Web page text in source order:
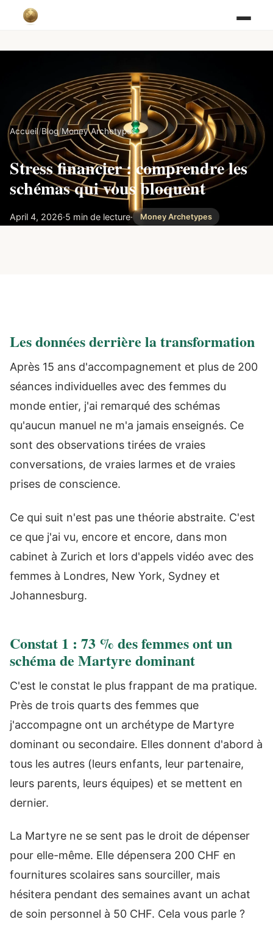
Accueil/Blog/Money Archetypes
Stress financier : comprendre les
schémas qui vous bloquent
April 4, 2026·5 min de lecture· Money Archetypes
Les données derrière la transformation
Après 15 ans d'accompagnement et plus de 200
séances individuelles avec des femmes du
monde entier, j'ai remarqué des schémas
qu'aucun manuel ne m'a jamais enseignés. Ce
sont des observations tirées de vraies
conversations, de vraies larmes et de vraies
prises de conscience.
Ce qui suit n'est pas une théorie abstraite. C'est
ce que j'ai vu, encore et encore, dans mon
cabinet à Zurich et lors d'appels vidéo avec des
femmes à Londres, New York, Sydney et
Johannesburg.
Constat 1 : 73 % des femmes ont un
schéma de Martyre dominant
C'est le constat le plus frappant de ma pratique.
Près de trois quarts des femmes que
j'accompagne ont un archétype de Martyre
dominant ou secondaire. Elles donnent d'abord à
tous les autres (leurs enfants, leur partenaire,
leurs parents, leurs équipes) et se mettent en
dernier.
La Martyre ne se sent pas le droit de dépenser
pour elle-même. Elle dépensera 200 CHF en
fournitures scolaires sans sourciller, mais
hésitera pendant des semaines avant un achat
de soin personnel à 50 CHF. Cela vous parle ?